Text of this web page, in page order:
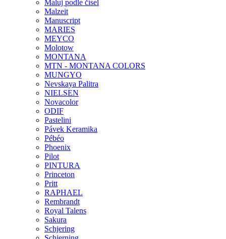
Maluj podle čísel
Malzeit
Manuscript
MARIES
MEYCO
Molotow
MONTANA
MTN - MONTANA COLORS
MUNGYO
Nevskaya Palitra
NIELSEN
Novacolor
ODIF
Pastelini
Pávek Keramika
Pébéo
Phoenix
Pilot
PINTURA
Princeton
Pritt
RAPHAEL
Rembrandt
Royal Talens
Sakura
Schjering